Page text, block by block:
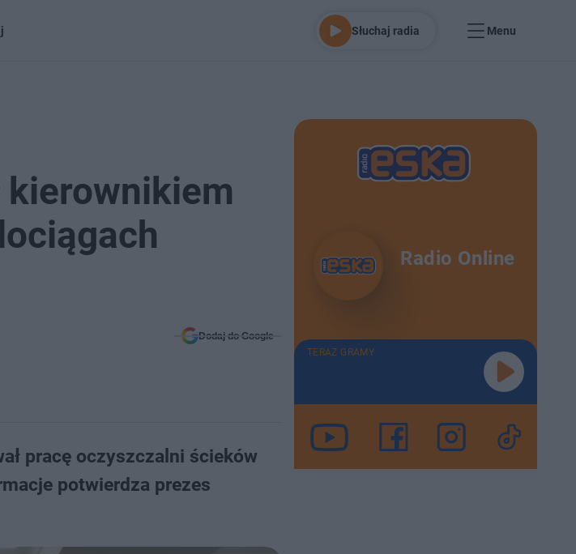
Słuchaj radia Menu
kierownikiem
Dodaj do Google
pracę oczyszczalni ścieków
potwierdza prezes
Radio Online
TERAZ GRAMY